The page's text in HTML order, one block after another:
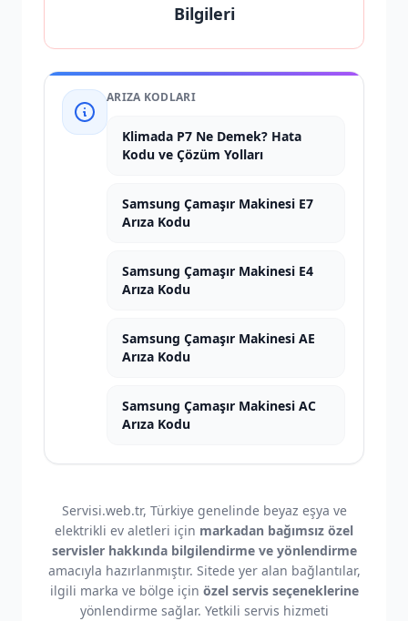
Bilgileri
ARIZA KODLARI
Klimada P7 Ne Demek? Hata
Kodu ve Çözüm Yolları
Samsung Çamaşır Makinesi E7
Arıza Kodu
Samsung Çamaşır Makinesi E4
Arıza Kodu
Samsung Çamaşır Makinesi AE
Arıza Kodu
Samsung Çamaşır Makinesi AC
Arıza Kodu
Servisi.web.tr, Türkiye genelinde beyaz eşya ve
elektrikli ev aletleri için markadan bağımsız özel
servisler hakkında bilgilendirme ve yönlendirme
amacıyla hazırlanmıştır. Sitede yer alan bağlantılar,
ilgili marka ve bölge için özel servis seçeneklerine
yönlendirme sağlar. Yetkili servis hizmeti